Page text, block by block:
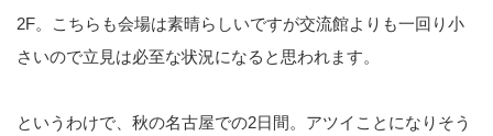
2F。こちらも会場は素晴らしいですが交流館よりも一回り小
さいので立見は必至な状況になると思われます。
というわけで、秋の名古屋での2日間。アツイことになりそう